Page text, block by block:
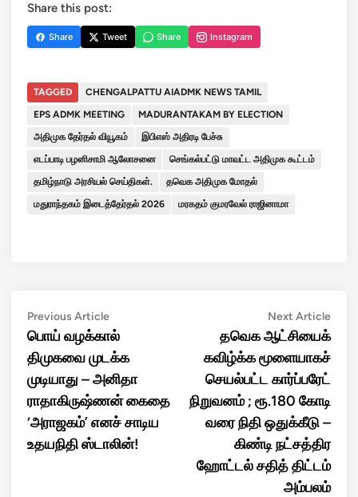
Share this post:
Share Tweet Share Instagram
TAGGED
CHENGALPATTU AIADMK NEWS TAMIL
EPS ADMK MEETING
MADURANTAKAM BY ELECTION
அதிமுக தேர்தல் வியூகம்
இபிஎஸ் அதிரடி பேச்சு
எடப்பாடி பழனிசாமி ஆலோசனை
செங்கல்பட்டு மாவட்ட அதிமுக கூட்டம்
தமிழ்நாடு அரசியல் செய்திகள்.
தவெக அதிமுக மோதல்
மதுராந்தகம் இடைத்தேர்தல் 2026
மரகதம் குமரவேல் ராஜினாமா
Post
navigation
Previous ArticlePrevious
article:
பொய் வழக்கால்
திமுகவை முடக்க
முடியாது – அனிதா
ராதாகிருஷ்ணன் கைதை
‘அராஜகம்’ எனச் சாடிய
உதயநிதி ஸ்டாலின்!
Next ArticleNext
தவெக ஆட்சியைக்
கவிழ்க்க மூளையாகச்
செயல்பட்ட கார்ப்பரேட்
நிறுவனம் ; ரூ.180 கோடி
வரை நிதி ஒதுக்கீடு –
கிண்டி நட்சத்திர
ஹோட்டல் சதித் திட்டம்
அம்பலம்